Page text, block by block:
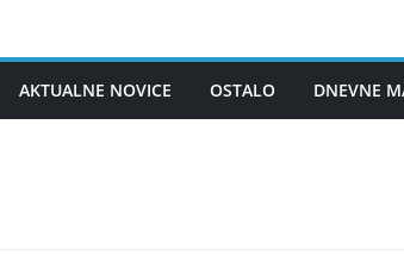
AKTUALNE NOVICE OSTALO DNEVNE